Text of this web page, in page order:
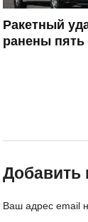
Ракетный
ранены пять
Добавить
Ваш адрес email